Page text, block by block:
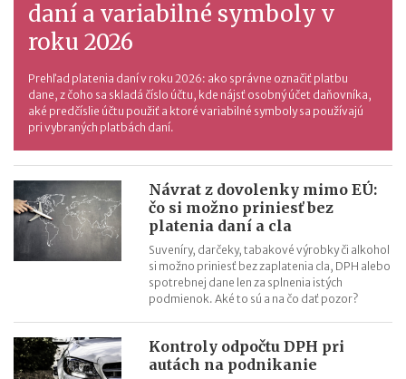
daní a variabilné symboly v
roku 2026
Prehľad platenia daní v roku 2026: ako správne označiť platbu
dane, z čoho sa skladá číslo účtu, kde nájsť osobný účet daňovníka,
aké predčíslie účtu použiť a ktoré variabilné symboly sa používajú
pri vybraných platbách daní.
Návrat z dovolenky mimo EÚ:
čo si možno priniesť bez
platenia daní a cla
Suveníry, darčeky, tabakové výrobky či alkohol
si možno priniesť bez zaplatenia cla, DPH alebo
spotrebnej dane len za splnenia istých
podmienok. Aké to sú a na čo dať pozor?
Kontroly odpočtu DPH pri
autách na podnikanie